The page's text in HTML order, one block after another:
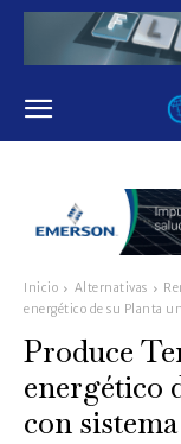
Inicio Alternativas
energético de su Planta
Produce
energético
con